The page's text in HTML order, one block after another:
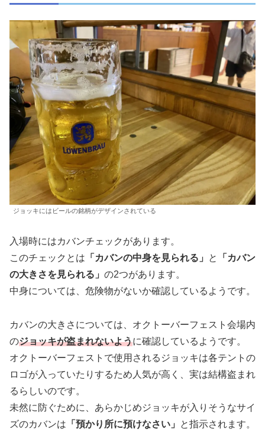
ジョッキにはビールの銘柄がデザインされている
入場時にはカバンチェックがあります。
このチェックとは 「カバンの中身を見られる」 と
「カバン
の大きさを見られる」 の2つがあります。
中身については、危険物がないか確認しているようです。
カバンの大きさについては、オクトーバーフェスト会場内
のジョッキが盗まれないように確認しているようです。
オクトーバーフェストで使用されるジョッキは各テントの
ロゴが入っていたりするため人気が高く、実は結構盗まれ
るらしいのです。
未然に防ぐために、あらかじめジョッキが入りそうなサイ
ズのカバンは 「預かり所に預けなさい」
と指示されます。